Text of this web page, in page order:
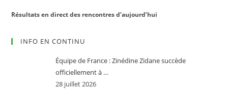
Résultats en direct des rencontres d’aujourd’hui
INFO EN CONTINU
Équipe de France : Zinédine Zidane succède
officiellement à …
28 juillet 2026